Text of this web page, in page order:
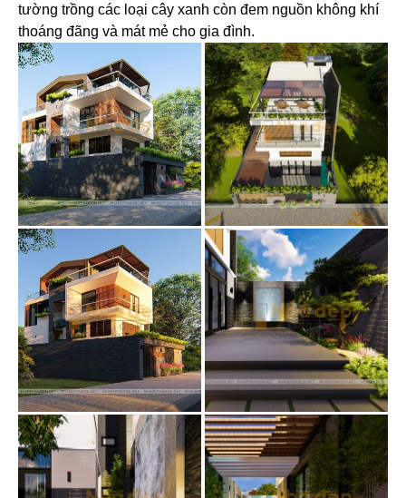
tường trồng các loại cây xanh còn đem nguồn không khí
thoáng đãng và mát mẻ cho gia đình.